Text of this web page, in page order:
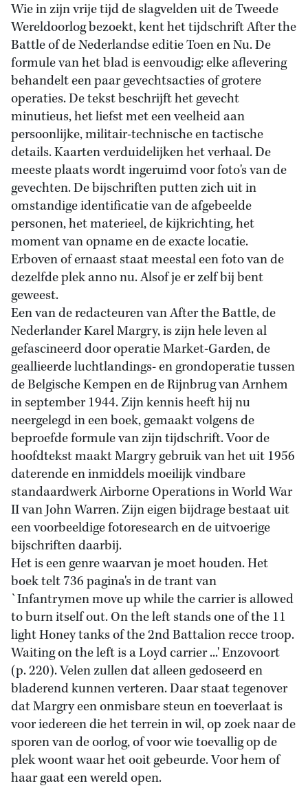
Wie in zijn vrije tijd de slagvelden uit de Tweede
Wereldoorlog bezoekt, kent het tijdschrift After the
Battle of de Nederlandse editie Toen en Nu. De
formule van het blad is eenvoudig: elke aflevering
behandelt een paar gevechtsacties of grotere
operaties. De tekst beschrijft het gevecht
minutieus, het liefst met een veelheid aan
persoonlijke, militair-technische en tactische
details. Kaarten verduidelijken het verhaal. De
meeste plaats wordt ingeruimd voor foto's van de
gevechten. De bijschriften putten zich uit in
omstandige identificatie van de afgebeelde
personen, het materieel, de kijkrichting, het
moment van opname en de exacte locatie.
Erboven of ernaast staat meestal een foto van de
dezelfde plek anno nu. Alsof je er zelf bij bent
geweest.
Een van de redacteuren van After the Battle, de
Nederlander Karel Margry, is zijn hele leven al
gefascineerd door operatie Market-Garden, de
geallieerde luchtlandings- en grondoperatie tussen
de Belgische Kempen en de Rijnbrug van Arnhem
in september 1944. Zijn kennis heeft hij nu
neergelegd in een boek, gemaakt volgens de
beproefde formule van zijn tijdschrift. Voor de
hoofdtekst maakt Margry gebruik van het uit 1956
daterende en inmiddels moeilijk vindbare
standaardwerk Airborne Operations in World War
II van John Warren. Zijn eigen bijdrage bestaat uit
een voorbeeldige fotoresearch en de uitvoerige
bijschriften daarbij.
Het is een genre waarvan je moet houden. Het
boek telt 736 pagina's in de trant van
`Infantrymen move up while the carrier is allowed
to burn itself out. On the left stands one of the 11
light Honey tanks of the 2nd Battalion recce troop.
Waiting on the left is a Loyd carrier ...' Enzovoort
(p. 220). Velen zullen dat alleen gedoseerd en
bladerend kunnen verteren. Daar staat tegenover
dat Margry een onmisbare steun en toeverlaat is
voor iedereen die het terrein in wil, op zoek naar de
sporen van de oorlog, of voor wie toevallig op de
plek woont waar het ooit gebeurde. Voor hem of
haar gaat een wereld open.